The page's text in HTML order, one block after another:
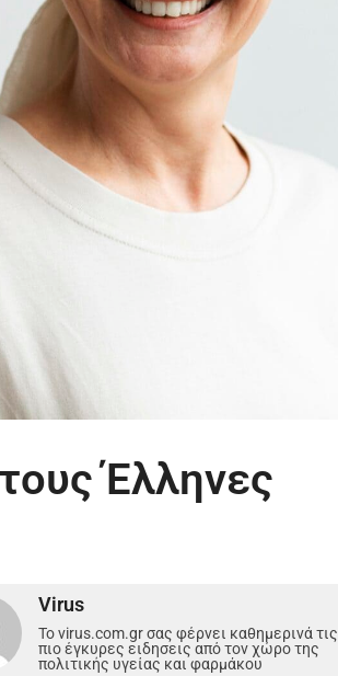
Έλληνες
Virus
Το virus.com.gr σας φέρνει καθημερινά τις
πιο έγκυρες ειδησεις από τον χώρο της
πολιτικής υγείας και φαρμάκου